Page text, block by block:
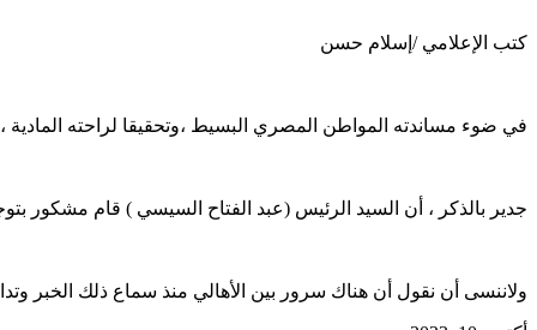
كتب الإعلامي /إسلام حسن
في ضوء مساندته المواطن المصري البسيط ،وتحقيقا لراحته المادية
جدير بالذكر ، أن السيد الرئيس (عبد الفتاح السيسي ) قام مشكور
ولاننسى أن نقول أن هناك سرور بين الأهالي منذ سماع ذلك الخبر